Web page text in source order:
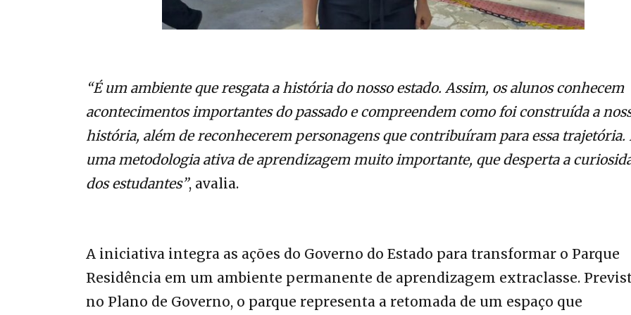
“É um ambiente que resgata a história do nosso estado. Assim, os alunos conhecem
acontecimentos importantes do passado e compreendem como foi construída a
história, além de reconhecerem personagens que contribuíram para essa trajetória.
uma metodologia ativa de aprendizagem muito importante, que desperta a
dos estudantes”, avalia.
A iniciativa integra as ações do Governo do Estado para transformar o Parque
Residência em um ambiente permanente de aprendizagem extraclasse.
no Plano de Governo, o parque representa a retomada de um espaço que